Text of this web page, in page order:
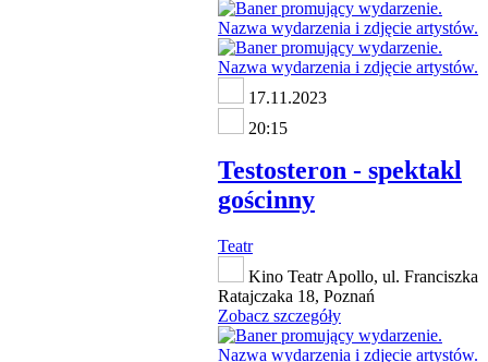
17.11.2023
20:15
Testosteron - spektakl
gościnny
Teatr
Kino Teatr Apollo, ul. Franciszka
Ratajczaka 18, Poznań
Zobacz szczegóły